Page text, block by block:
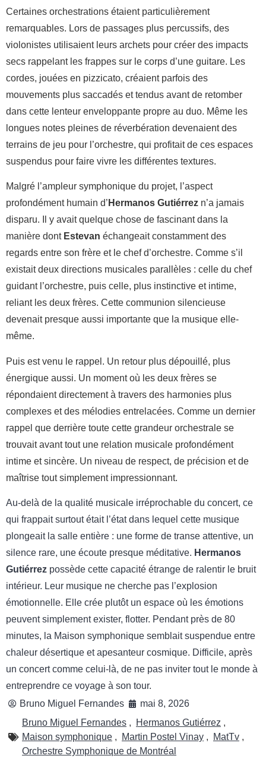
Certaines orchestrations étaient particulièrement
remarquables. Lors de passages plus percussifs, des
violonistes utilisaient leurs archets pour créer des impacts
secs rappelant les frappes sur le corps d’une guitare. Les
cordes, jouées en pizzicato, créaient parfois des
mouvements plus saccadés et tendus avant de retomber
dans cette lenteur enveloppante propre au duo. Même les
longues notes pleines de réverbération devenaient des
terrains de jeu pour l’orchestre, qui profitait de ces espaces
suspendus pour faire vivre les différentes textures.
Malgré l’ampleur symphonique du projet, l’aspect
profondément humain d’ Hermanos Gutiérrez n’a jamais
disparu. Il y avait quelque chose de fascinant dans la
manière dont Estevan échangeait constamment des
regards entre son frère et le chef d’orchestre. Comme s’il
existait deux directions musicales parallèles : celle du chef
guidant l’orchestre, puis celle, plus instinctive et intime,
reliant les deux frères. Cette communion silencieuse
devenait presque aussi importante que la musique elle-
même.
Puis est venu le rappel. Un retour plus dépouillé, plus
énergique aussi. Un moment où les deux frères se
répondaient directement à travers des harmonies plus
complexes et des mélodies entrelacées. Comme un dernier
rappel que derrière toute cette grandeur orchestrale se
trouvait avant tout une relation musicale profondément
intime et sincère. Un niveau de respect, de précision et de
maîtrise tout simplement impressionnant.
Au-delà de la qualité musicale irréprochable du concert, ce
qui frappait surtout était l’état dans lequel cette musique
plongeait la salle entière : une forme de transe attentive, un
silence rare, une écoute presque méditative. Hermanos
Gutiérrez possède cette capacité étrange de ralentir le bruit
intérieur. Leur musique ne cherche pas l’explosion
émotionnelle. Elle crée plutôt un espace où les émotions
peuvent simplement exister, flotter. Pendant près de 80
minutes, la Maison symphonique semblait suspendue entre
chaleur désertique et apesanteur cosmique. Difficile, après
un concert comme celui-là, de ne pas inviter tout le monde à
entreprendre ce voyage à son tour.
Bruno Miguel Fernandes
mai 8, 2026
Bruno Miguel Fernandes , Hermanos Gutiérrez ,
Maison symphonique , Martin Postel Vinay , MatTv ,
Orchestre Symphonique de Montréal